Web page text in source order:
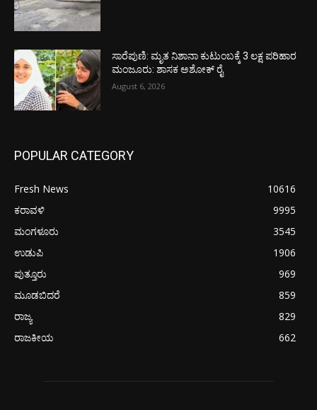
ಸಾರೆಪುಣಿ: ಮೃತ ನಿಶಾನಾ ಕುಟುಂಬಕ್ಕೆ 3 ಲಕ್ಷ ಪರಿಹಾರ
ಮಂಜೂರು: ಶಾಸಕ ಅಶೋಕ್ ರೈ
August 6, 2026
POPULAR CATEGORY
Fresh News
10616
ಕರಾವಳಿ
9995
ಮಂಗಳೂರು
3545
ಉಡುಪಿ
1906
ಪುತ್ತೂರು
969
ಮೂಡಬಿದರೆ
859
ರಾಜ್ಯ
829
ರಾಜಕೀಯ
662